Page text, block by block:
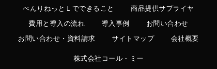
クリヤーブック（固定式）
クリップボード
カードケース
べんりねっとＬでできること 商品提供サプライヤ
費用と導入の流れ 導入事例 お問い合わせ
お問い合わせ・資料請求 サイトマップ 会社概要
株式会社コール・ミー